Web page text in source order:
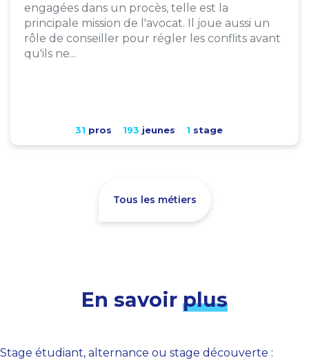
engagées dans un procès, telle est la
principale mission de l'avocat. Il joue aussi un
rôle de conseiller pour régler les conflits avant
qu'ils ne...
31 pros 193 jeunes 1 stage
Tous les métiers
En savoir plus
Stage étudiant, alternance ou stage découverte :